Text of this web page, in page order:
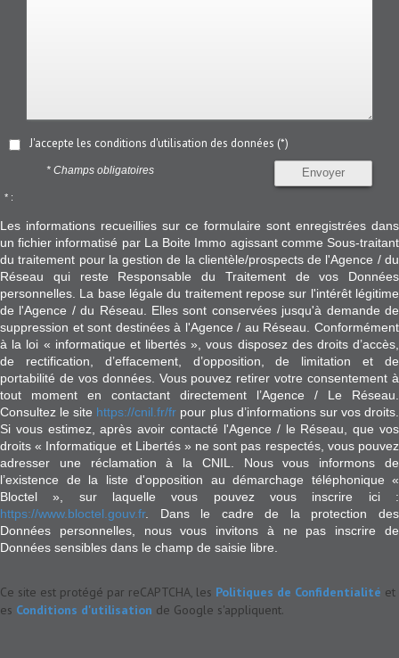
J'accepte les conditions d'utilisation des données (*)
Envoyer
* Champs obligatoires
* :
Les informations recueillies sur ce formulaire sont enregistrées dans
un fichier informatisé par La Boite Immo agissant comme Sous-traitant
du traitement pour la gestion de la clientèle/prospects de l'Agence / du
Réseau qui reste Responsable du Traitement de vos Données
personnelles. La base légale du traitement repose sur l'intérêt légitime
de l'Agence / du Réseau. Elles sont conservées jusqu'à demande de
suppression et sont destinées à l'Agence / au Réseau. Conformément
à la loi « informatique et libertés », vous disposez des droits d’accès,
de rectification, d’effacement, d’opposition, de limitation et de
portabilité de vos données. Vous pouvez retirer votre consentement à
tout moment en contactant directement l’Agence / Le Réseau.
Consultez le site https://cnil.fr/fr pour plus d’informations sur vos droits.
Si vous estimez, après avoir contacté l'Agence / le Réseau, que vos
droits « Informatique et Libertés » ne sont pas respectés, vous pouvez
adresser une réclamation à la CNIL. Nous vous informons de
l’existence de la liste d'opposition au démarchage téléphonique «
Bloctel », sur laquelle vous pouvez vous inscrire ici :
https://www.bloctel.gouv.fr. Dans le cadre de la protection des
Données personnelles, nous vous invitons à ne pas inscrire de
Données sensibles dans le champ de saisie libre.
Ce site est protégé par reCAPTCHA, les Politiques de Confidentialité et
es Conditions d'utilisation de Google s'appliquent.